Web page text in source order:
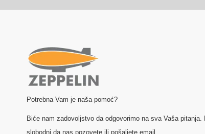
Potrebna Vam je naša pomoć?
Biće nam zadovoljstvo da odgovorimo na sva Vaša pitanja.
slobodni da nas pozovete ili pošaljete email.